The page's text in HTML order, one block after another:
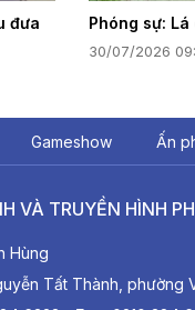
đưa
Phóng sự:
30/07/2026
Gameshow Ấn
VÀ TRUYỀN HÌNH
Hùng
Tất Thành, phường